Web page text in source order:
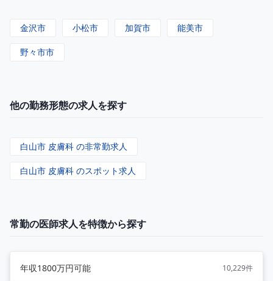
金沢市 小松市 加賀市 能美市
野々市市
他の勤務形態の求人を探す
白山市 皮膚科 の非常勤求人
白山市 皮膚科 のスポット求人
常勤の医師求人を特徴から探す
年収1800万円可能 10,229件